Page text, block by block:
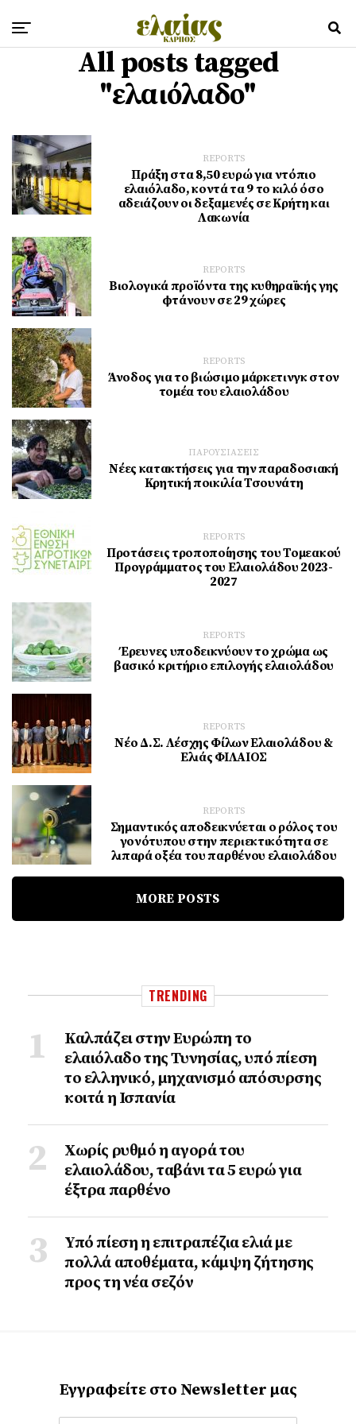
All posts tagged
"ελαιόλαδο"
REPORTS
Πράξη στα 8,50 ευρώ για ντόπιο
ελαιόλαδο, κοντά τα 9 το κιλό όσο
αδειάζουν οι δεξαμενές σε Κρήτη και
Λακωνία
REPORTS
Βιολογικά προϊόντα της κυθηραϊκής γης
φτάνουν σε 29 χώρες
REPORTS
Άνοδος για το βιώσιμο μάρκετινγκ στον
τομέα του ελαιολάδου
ΠΑΡΟΥΣΙΑΣΕΙΣ
Νέες κατακτήσεις για την παραδοσιακή
Κρητική ποικιλία Τσουνάτη
REPORTS
Προτάσεις τροποποίησης του Τομεακού
Προγράμματος του Ελαιολάδου 2023-
2027
REPORTS
Έρευνες υποδεικνύουν το χρώμα ως
βασικό κριτήριο επιλογής ελαιολάδου
REPORTS
Νέο Δ.Σ. Λέσχης Φίλων Ελαιολάδου &
Ελιάς ΦΙΛΑΙΟΣ
REPORTS
Σημαντικός αποδεικνύεται ο ρόλος του
γονότυπου στην περιεκτικότητα σε
λιπαρά οξέα του παρθένου ελαιολάδου
MORE POSTS
TRENDING
Καλπάζει στην Ευρώπη το
ελαιόλαδο της Τυνησίας, υπό πίεση
το ελληνικό, μηχανισμό απόσυρσης
κοιτά η Ισπανία
Χωρίς ρυθμό η αγορά του
ελαιολάδου, ταβάνι τα 5 ευρώ για
έξτρα παρθένο
Υπό πίεση η επιτραπέζια ελιά με
πολλά αποθέματα, κάμψη ζήτησης
προς τη νέα σεζόν
Εγγραφείτε στο Newsletter μας